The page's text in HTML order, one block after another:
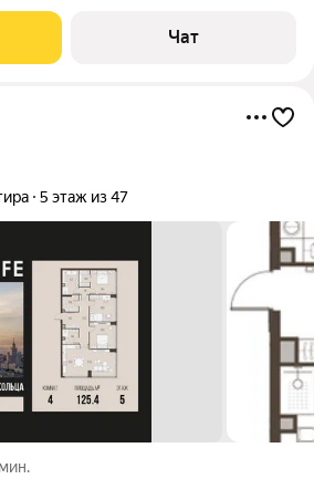
- Две видовых спальни - Второй
Чат
5 этаж из 47